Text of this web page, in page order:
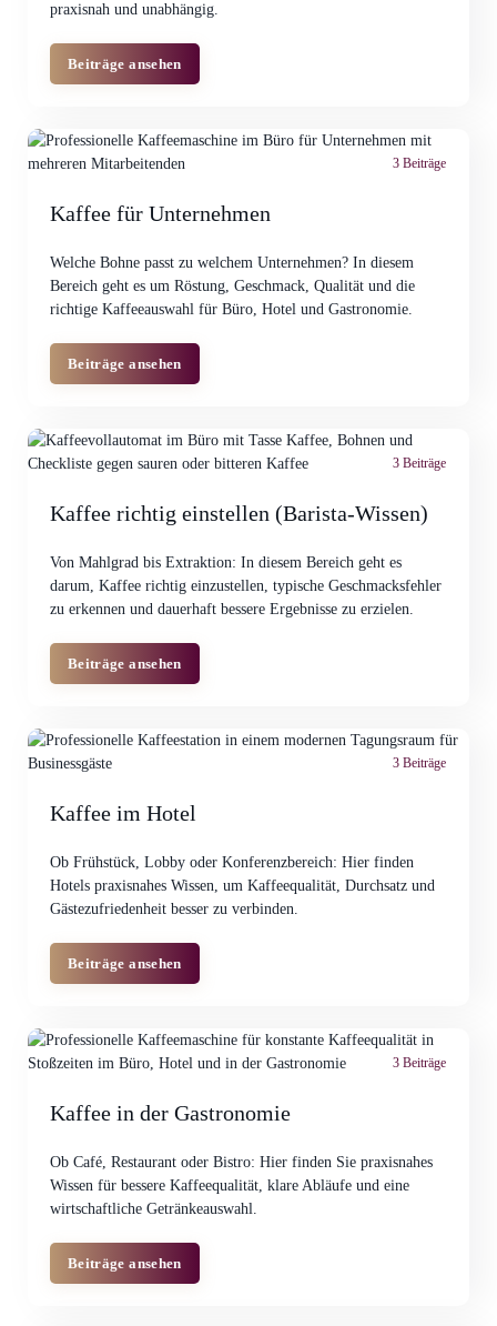
praxisnah und unabhängig.
Beiträge ansehen
Kaffee für Unternehmen
3 Beiträge
Welche Bohne passt zu welchem Unternehmen? In diesem
Bereich geht es um Röstung, Geschmack, Qualität und die
richtige Kaffeeauswahl für Büro, Hotel und Gastronomie.
Beiträge ansehen
Kaffee richtig einstellen (Barista-Wissen)
3 Beiträge
Von Mahlgrad bis Extraktion: In diesem Bereich geht es
darum, Kaffee richtig einzustellen, typische Geschmacksfehler
zu erkennen und dauerhaft bessere Ergebnisse zu erzielen.
Beiträge ansehen
Kaffee im Hotel
3 Beiträge
Ob Frühstück, Lobby oder Konferenzbereich: Hier finden
Hotels praxisnahes Wissen, um Kaffeequalität, Durchsatz und
Gästezufriedenheit besser zu verbinden.
Beiträge ansehen
Kaffee in der Gastronomie
3 Beiträge
Ob Café, Restaurant oder Bistro: Hier finden Sie praxisnahes
Wissen für bessere Kaffeequalität, klare Abläufe und eine
wirtschaftliche Getränkeauswahl.
Beiträge ansehen